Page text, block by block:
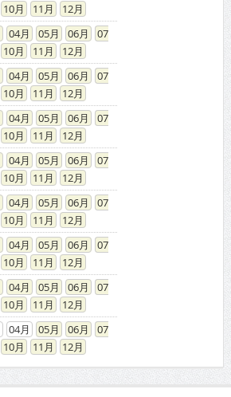
10 11
12
04 05 06
07
10 11
12
04 05 06
07
10 11
12
04 05 06
07
10 11
12
04 05 06
07
10 11
12
04 05 06
07
10 11
12
04 05 06
07
10 11
12
04 05 06
07
10 11
12
04 05 06
07
10 11 12